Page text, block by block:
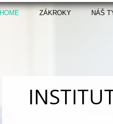
HOME ZÁKROKY NÁŠ